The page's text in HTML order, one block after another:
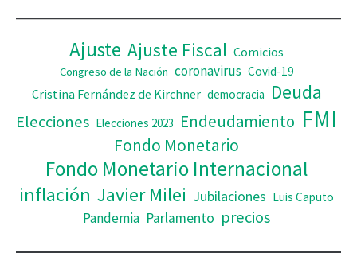
o
Ajuste Ajuste Fiscal Comicios
Congreso de la Nación coronavirus Covid-19
Cristina Fernández de Kirchner democracia Deuda
Elecciones Elecciones 2023 Endeudamiento FMI
Fondo Monetario
Fondo Monetario Internacional
inflación Javier Milei Jubilaciones Luis Caputo
Pandemia Parlamento precios